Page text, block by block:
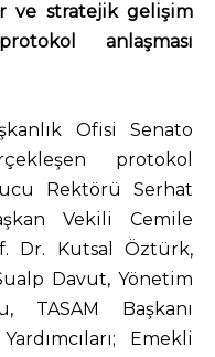
ve stratejik gelişim
anlaşması
Ofisi Senato
protokol
Rektörü Serhat
Vekili Cemile
Dr. Kutsal Öztürk,
Davut, Yönetim
Başkanı
Emekli